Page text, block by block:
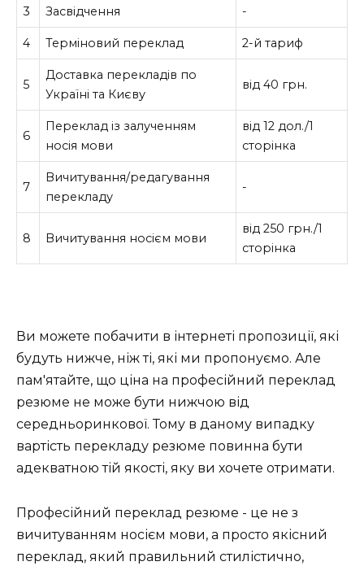
3 Засвідчення -
4 Терміновий переклад 2-й тариф
5
Доставка перекладів по
Україні та Києву
від 40 грн.
6
Переклад із залученням
носія мови
від 12 дол./1
сторінка
7
Вичитування/редагування
перекладу
-
8 Вичитування носієм мови
від 250 грн./1
сторінка
Ви можете побачити в інтернеті пропозиції, які
будуть нижче, ніж ті, які ми пропонуємо. Але
пам'ятайте, що ціна на професійний переклад
резюме не може бути нижчою від
середньоринкової. Тому в даному випадку
вартість перекладу резюме повинна бути
адекватною тій якості, яку ви хочете отримати.
Професійний переклад резюме - це не з
вичитуванням носієм мови, а просто якісний
переклад, який правильний стилістично,